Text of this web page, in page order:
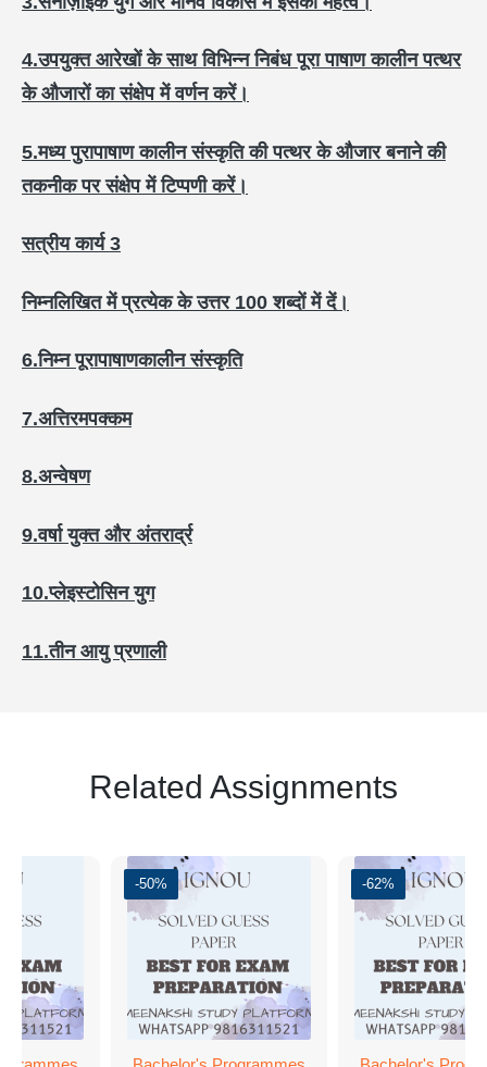
4.उपयुक्त आरेखों के साथ विभिन्न निबंध पूरा पाषाण कालीन पत्थर
के औजारों का संक्षेप में वर्णन करें।
5.मध्य पुरापाषाण कालीन संस्कृति की पत्थर के औजार बनाने की
तकनीक पर संक्षेप में टिप्पणी करें।
सत्रीय कार्य 3
निम्नलिखित में प्रत्येक के उत्तर 100 शब्दों में दें।
6.निम्न पूरापाषाणकालीन संस्कृति
7.अत्तिरमपक्कम
8.अन्वेषण
9.वर्षा युक्त और अंतरार्द्र
10.प्लेइस्टोसिन युग
11.तीन आयु प्रणाली
Related Assignments
-50% -62%